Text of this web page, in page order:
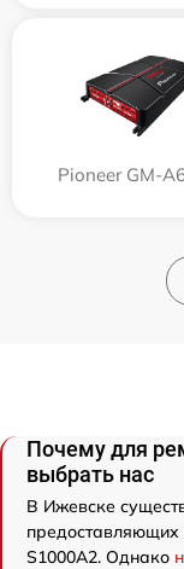
Pioneer GM-
Почему для
выбрать нас
В Ижевске
предоставляющих
S1000A2. Однако